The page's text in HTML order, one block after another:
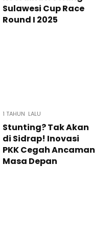
Sulawesi Cup Race
Round I 2025
1 TAHUN LALU
Stunting? Tak Akan
di Sidrap! Inovasi
PKK Cegah Ancaman
Masa Depan